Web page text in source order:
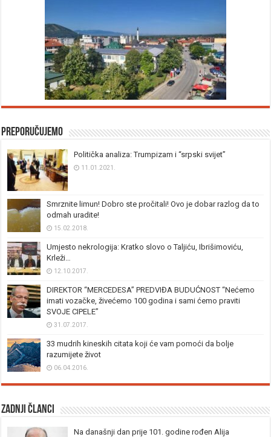
Preporučujemo
Politička analiza: Trumpizam i “srpski svijet”
11.01.2021.
Smrznite limun! Dobro ste pročitali! Ovo je dobar razlog da to
odmah uradite!
15.02.2018.
Umjesto nekrologija: Kratko slovo o Taljiću, Ibrišimoviću,
Krleži…
12.10.2017.
DIREKTOR “MERCEDESA” PREDVIĐA BUDUĆNOST “Nećemo
imati vozačke, živećemo 100 godina i sami ćemo praviti
SVOJE CIPELE”
31.07.2017.
33 mudrih kineskih citata koji će vam pomoći da bolje
razumijete život
06.04.2016.
Zadnji članci
Na današnji dan prije 101. godine rođen Alija